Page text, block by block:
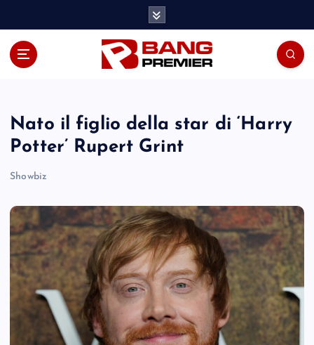
Nato il figlio della star di ‘Harry
Potter’ Rupert Grint
Showbiz